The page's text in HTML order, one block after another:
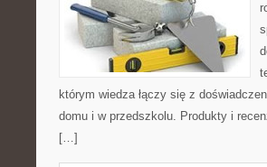
którym wiedza łączy się z
domu i w przedszkolu. Produkty i
[…]